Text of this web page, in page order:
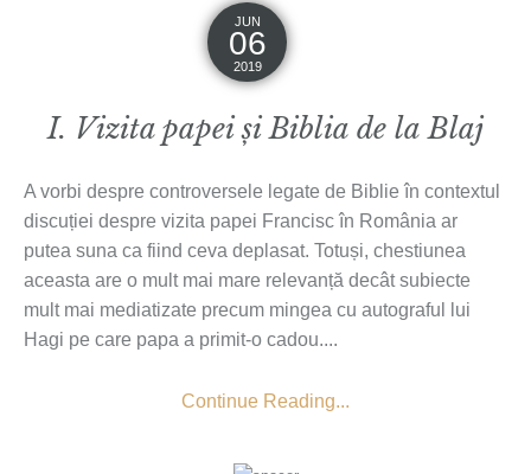
JUN
06
2019
I. Vizita papei și Biblia de la Blaj
A vorbi despre controversele legate de Biblie în contextul
discuției despre vizita papei Francisc în România ar
putea suna ca fiind ceva deplasat. Totuși, chestiunea
aceasta are o mult mai mare relevanță decât subiecte
mult mai mediatizate precum mingea cu autograful lui
Hagi pe care papa a primit-o cadou....
Continue Reading...